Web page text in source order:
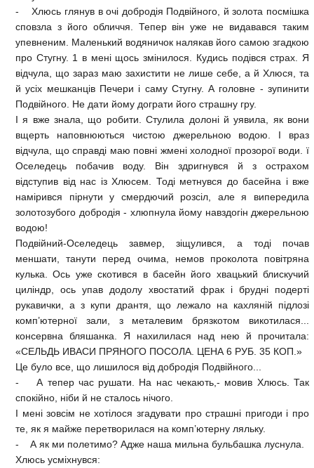
- Хлюсь глянув в очі добродія Подвійного, й золота посмішка
сповзла з його обличчя. Тепер він уже не видавався таким
упевненим. Маленький водяничок налякав його самою згадкою
про Стугну. 1 в мені щось змінилося. Кудись подівся страх. Я
відчула, що зараз маю захистити не лише себе, а й Хлюся, та
й усіх мешканців Печери і саму Стугну. А головне - зупинити
Подвійного. Не дати йому дограти його страшну гру.
І я вже знала, що робити. Стулила долоні й уявила, як вони
вщерть наповнюються чистою джерельною водою. І враз
відчула, що справді маю повні жмені холодної прозорої води. ї
Оселедець побачив воду. Він здригнувся й з острахом
відступив від нас із Хлюсем. Тоді метнувся до басейна і вже
намірився пірнути у смердючий розсіл, але я випередила
золотозубого добродія - хлюпнула йому навздогін джерельною
водою!
Подвійний-Оселедець завмер, зіщулився, а тоді почав
меншати, танути перед очима, немов проколота повітряна
кулька. Ось уже скотився в басейн його хвацький блискучий
циліндр, ось упав додолу хвостатий фрак і брудні подерті
рукавички, а з купи дрантя, що лежало на кахляній підлозі
комп’ютерної зали, з металевим брязкотом викотилася...
консервна бляшанка. Я нахилилася над нею й прочитала:
«СЕЛЬДЬ ИВАСИ ПРЯНОГО ПОСОЛА. ЦЕНА 6 РУБ. 35 КОП.»
Це було все, що лишилося від добродія Подвійного...
- А тепер час рушати. На нас чекають,- мовив Хлюсь. Так
спокійно, ніби й не сталось нічого.
І мені зовсім не хотілося згадувати про страшні пригоди і про
те, як я майже перетворилася на комп’ютерну ляльку.
- А як ми полетимо? Адже наша мильна бульбашка луснула.
Хлюсь усміхнувся: